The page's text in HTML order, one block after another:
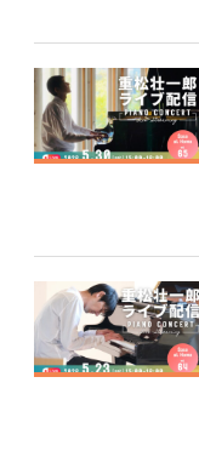
ギャラリー
Specials
プロフィール